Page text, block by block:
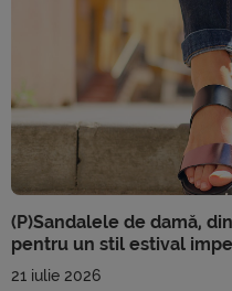
(P)Sandalele de damă,
pentru un stil estival
21 iulie 2026